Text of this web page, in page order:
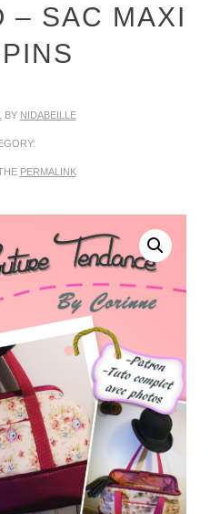
– SAC MAXI
BY NIDABEILLE
PERMALINK